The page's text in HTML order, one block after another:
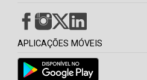
APLICAÇÕES MÓVEIS